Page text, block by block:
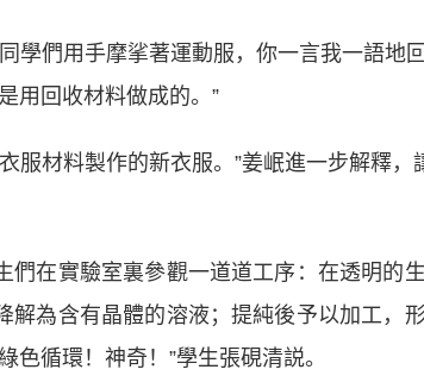
學們用手摩挲著運動服，你一言我一語地
用回收材料做成的。”
材料製作的新衣服。”姜岷進一步解釋，
在實驗室裏參觀一道道工序：在透明的生
解為含有晶體的溶液；提純後予以加工，
循環！神奇！”學生張硯清説。